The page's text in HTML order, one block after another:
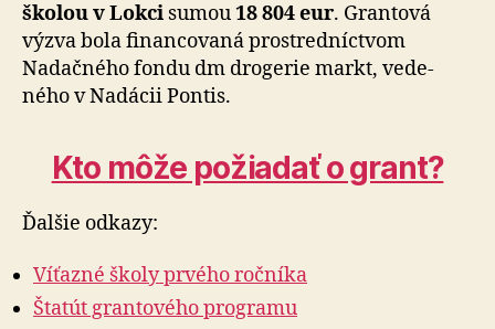
školou v Lokci sumou18 804 eur. Grantová
výzva bola fi­nan­co­vaná prostred­níc­tvom
Nadač­ného fondu dm drogerie markt, ve­de­
ného v Na­dácii Pontis.
Kto môže požiadať o grant?
Ďalšie odkazy:
Víťazné školy prvého ročníka
Štatút grantového programu